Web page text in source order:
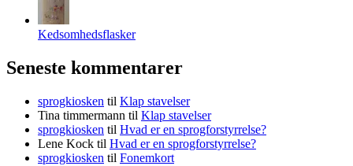
Kedsomhedsflasker
Seneste kommentarer
sprogkiosken til Klap stavelser
Tina timmermann til Klap stavelser
sprogkiosken til Hvad er en sprogforstyrrelse?
Lene Kock til Hvad er en sprogforstyrrelse?
sprogkiosken til Fonemkort